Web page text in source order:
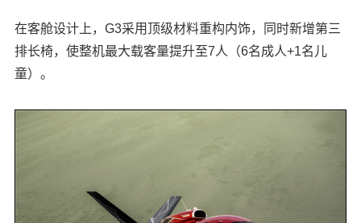
在客舱设计上，G3采用顶级材料重构内饰，同时新增第三
排长椅，使整机最大载客量提升至7人（6名成人+1名儿
童）。